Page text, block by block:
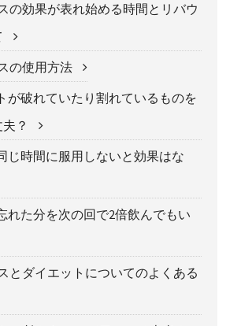
の効果が表れ始める時間とリバウ
の使用方法
が破れていたり割れているものを
？
じ時間に服用しないと効果はな
れた分を次の回で2倍飲んでもい
とダイエットについてのよくある